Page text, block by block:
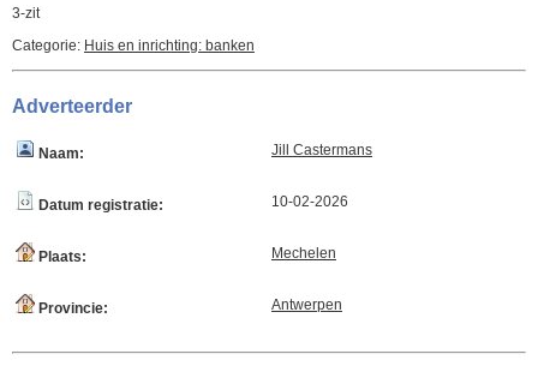
3-zit
Categorie: Huis en inrichting: banken
Adverteerder
Naam: Jill Castermans
Datum registratie: 10-02-2026
Plaats: Mechelen
Provincie: Antwerpen